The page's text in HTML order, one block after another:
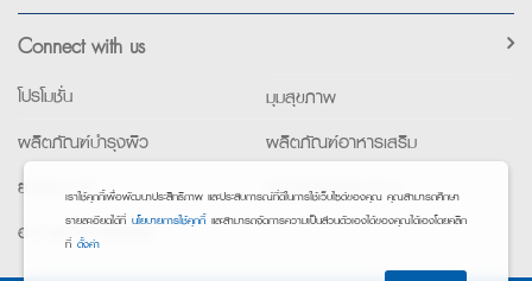
Connect with us
โปรโมชั่น
มุมสุขภาพ
ผลิตภัณฑ์บำรุงผิว
ผลิตภัณฑ์อาหารเสริม
ยาใช้เฉพาะที่
อุปกรณ์เพื่อสุขภาพ
อาหารทางการแพทย์
เราใช้คุกกี้เพื่อพัฒนาประสิทธิภาพ และประสบการณ์ที่ดีในการใช้เว็บไซต์ของคุณ คุณสามารถศึกษา
รายละเอียดได้ที่ นโยบายการใช้คุกกี้ และสามารถจัดการความเป็นส่วนตัวเองได้ของคุณได้เองโดยคลิก
ที่ ตั้งค่า